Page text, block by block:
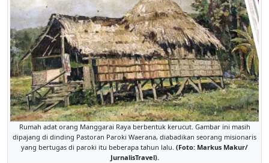
Rumah adat orang Manggarai Raya berbentuk kerucut. Gambar ini masih
dipajang di dinding Pastoran Paroki Waerana, diabadikan seorang misionaris
yang bertugas di paroki itu beberapa tahun lalu. (Foto: Markus Makur/
JurnalisTravel).